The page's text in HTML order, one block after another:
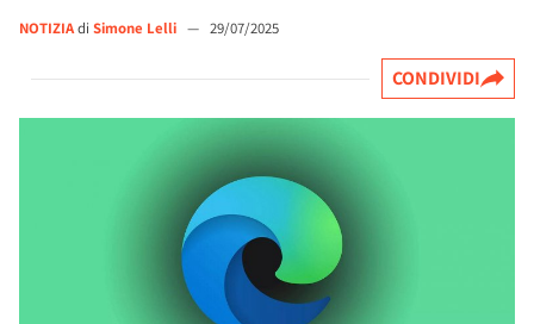
NOTIZIAdi Simone Lelli — 29/07/2025
CONDIVIDI